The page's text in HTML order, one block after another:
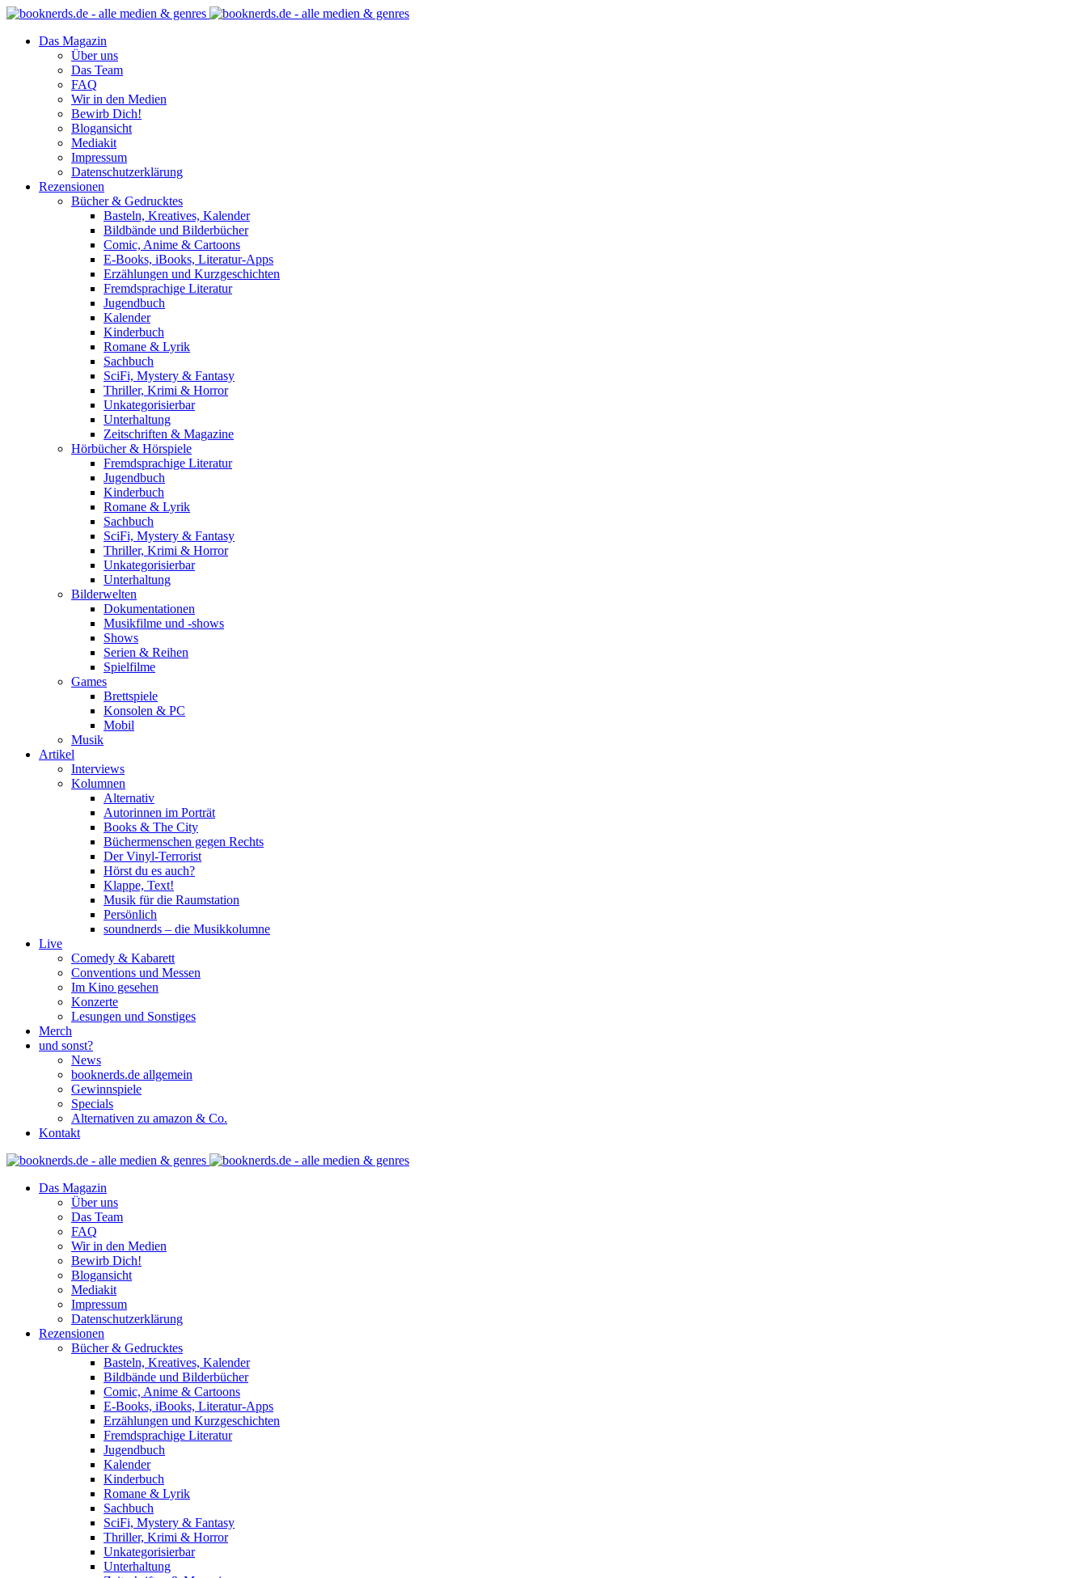
Das Magazin
Über uns
Das Team
FAQ
Wir in den Medien
Bewirb Dich!
Blogansicht
Mediakit
Impressum
Datenschutzerklärung
Rezensionen
Bücher & Gedrucktes
Basteln, Kreatives, Kalender
Bildbände und Bilderbücher
Comic, Anime & Cartoons
E-Books, iBooks, Literatur-Apps
Erzählungen und Kurzgeschichten
Fremdsprachige Literatur
Jugendbuch
Kalender
Kinderbuch
Romane & Lyrik
Sachbuch
SciFi, Mystery & Fantasy
Thriller, Krimi & Horror
Unkategorisierbar
Unterhaltung
Zeitschriften & Magazine
Hörbücher & Hörspiele
Fremdsprachige Literatur
Jugendbuch
Kinderbuch
Romane & Lyrik
Sachbuch
SciFi, Mystery & Fantasy
Thriller, Krimi & Horror
Unkategorisierbar
Unterhaltung
Bilderwelten
Dokumentationen
Musikfilme und -shows
Shows
Serien & Reihen
Spielfilme
Games
Brettspiele
Konsolen & PC
Mobil
Musik
Artikel
Interviews
Kolumnen
Alternativ
Autorinnen im Porträt
Books & The City
Büchermenschen gegen Rechts
Der Vinyl-Terrorist
Hörst du es auch?
Klappe, Text!
Musik für die Raumstation
Persönlich
soundnerds – die Musikkolumne
Live
Comedy & Kabarett
Conventions und Messen
Im Kino gesehen
Konzerte
Lesungen und Sonstiges
Merch
und sonst?
News
booknerds.de allgemein
Gewinnspiele
Specials
Alternativen zu amazon & Co.
Kontakt
Das Magazin
Über uns
Das Team
FAQ
Wir in den Medien
Bewirb Dich!
Blogansicht
Mediakit
Impressum
Datenschutzerklärung
Rezensionen
Bücher & Gedrucktes
Basteln, Kreatives, Kalender
Bildbände und Bilderbücher
Comic, Anime & Cartoons
E-Books, iBooks, Literatur-Apps
Erzählungen und Kurzgeschichten
Fremdsprachige Literatur
Jugendbuch
Kalender
Kinderbuch
Romane & Lyrik
Sachbuch
SciFi, Mystery & Fantasy
Thriller, Krimi & Horror
Unkategorisierbar
Unterhaltung